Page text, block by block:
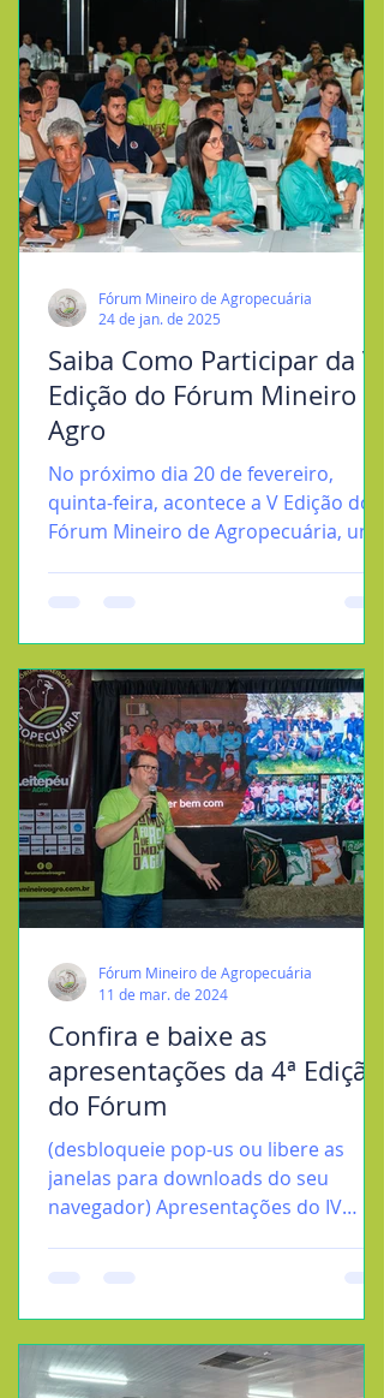
Saiba Como Participar da V
Edição do Fórum Mineiro
Agro
No próximo dia 20 de fevereiro,
quinta-feira, acontece a V Edição do
Fórum Mineiro de Agropecuária, um
Fórum Mineiro de Agropecuária
24 de jan. de 2025
Confira e baixe as
apresentações da 4ª Edição
do Fórum
(desbloqueie pop-us ou libere as
janelas para downloads do seu
navegador) Apresentações do IV
Fórum Mineiro de Agropecuária
11 de mar. de 2024